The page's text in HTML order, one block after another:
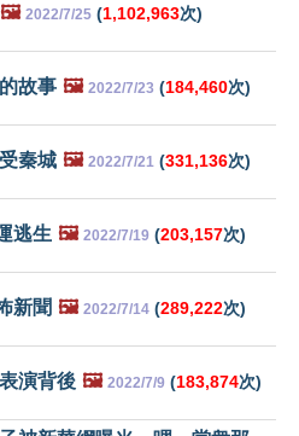
🖼️ 2022/7/25 (1,102,963次)
故事 🖼️ 2022/7/23 (184,460次)
秦城 🖼️ 2022/7/21 (331,136次)
逃生 🖼️ 2022/7/19 (203,157次)
新聞 🖼️ 2022/7/14 (289,222次)
演背後 🖼️ 2022/7/9 (183,874次)